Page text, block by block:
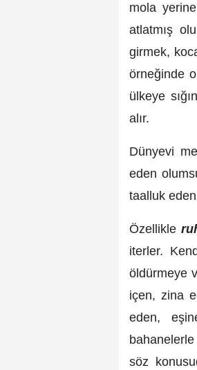
mola
atlatmış
girmek,
örneğinde
ülkeye
alır.
Dünyevi
eden
taalluk eden
Özellikle
iterler.
öldürmeye
içen, zina
eden,
söz